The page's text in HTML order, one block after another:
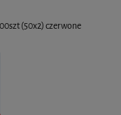
(50x2) czerwone